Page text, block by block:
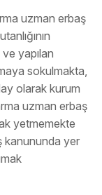
uzman erbaş
yapılan
sokulmakta,
olarak kurum
uzman erbaş
yetmemekte
kanununda yer